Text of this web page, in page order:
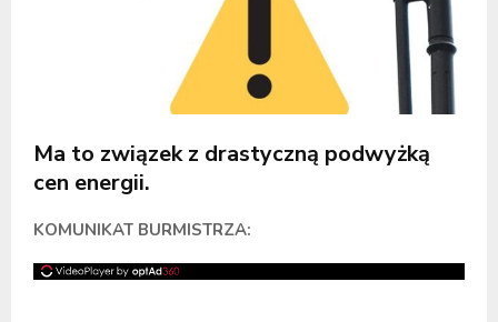
Ma to związek z drastyczną podwyżką
cen energii.
KOMUNIKAT BURMISTRZA: